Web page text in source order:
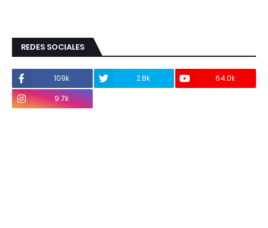
REDES SOCIALES
109k 2.8k
64.0k
9.7k